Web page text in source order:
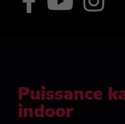
Puissance
indoor